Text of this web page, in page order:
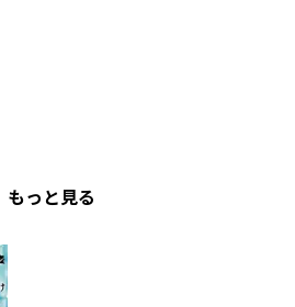
もっと見る